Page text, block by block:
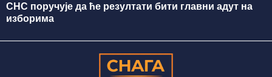
СНС поручује да ће резултати бити главни адут на
изборима